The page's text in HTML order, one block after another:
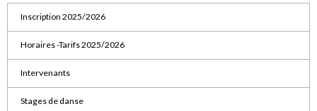
Inscription 2025/2026
Horaires -Tarifs 2025/2026
Intervenants
Stages de danse